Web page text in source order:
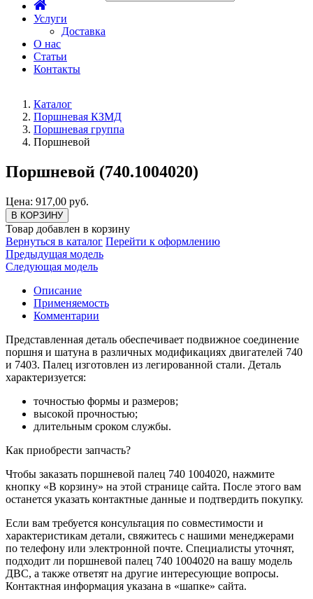
Услуги
Доставка
О нас
Статьи
Контакты
Каталог
Поршневая КЗМД
Поршневая группа
Поршневой
Поршневой (740.1004020)
Цена: 917,00 руб.
В КОРЗИНУ
Товар добавлен в корзину
Вернуться в каталог Перейти к оформлению
Предыдущая модель
Следующая модель
Описание
Применяемость
Комментарии
Представленная деталь обеспечивает подвижное соединение
поршня и шатуна в различных модификациях двигателей 740
и 7403. Палец изготовлен из легированной стали. Деталь
характеризуется:
точностью формы и размеров;
высокой прочностью;
длительным сроком службы.
Как приобрести запчасть?
Чтобы заказать поршневой палец 740 1004020, нажмите
кнопку «В корзину» на этой странице сайта. После этого вам
останется указать контактные данные и подтвердить покупку.
Если вам требуется консультация по совместимости и
характеристикам детали, свяжитесь с нашими менеджерами
по телефону или электронной почте. Специалисты уточнят,
подходит ли поршневой палец 740 1004020 на вашу модель
ДВС, а также ответят на другие интересующие вопросы.
Контактная информация указана в «шапке» сайта.